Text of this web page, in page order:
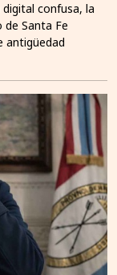
confusa, la
de Santa Fe
antigüedad